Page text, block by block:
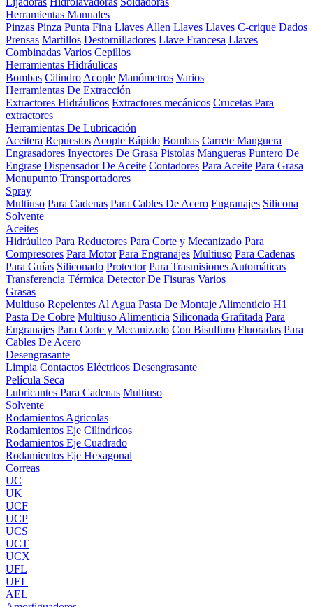
Herramientas Manuales
Pinzas Pinza Punta Fina Llaves Allen Llaves Llaves C-crique Dados
Prensas Martillos Destornilladores Llave Francesa Llaves
Combinadas Varios Cepillos
Herramientas Hidráulicas
Bombas Cilindro Acople Manómetros Varios
Herramientas De Extracción
Extractores Hidráulicos Extractores mecánicos Crucetas Para
extractores
Herramientas De Lubricación
Aceitera Repuestos Acople Rápido Bombas Carrete Manguera
Engrasadores Inyectores De Grasa Pistolas Mangueras Puntero De
Engrase Dispensador De Aceite Contadores Para Aceite Para Grasa
Monupunto Transportadores
Spray
Multiuso Para Cadenas Para Cables De Acero Engranajes Silicona
Solvente
Aceites
Hidráulico Para Reductores Para Corte y Mecanizado Para
Compresores Para Motor Para Engranajes Multiuso Para Cadenas
Para Guías Siliconado Protector Para Trasmisiones Automáticas
Transferencia Térmica Detector De Fisuras Varios
Grasas
Multiuso Repelentes Al Agua Pasta De Montaje Alimenticio H1
Pasta De Cobre Multiuso Alimenticia Siliconada Grafitada Para
Engranajes Para Corte y Mecanizado Con Bisulfuro Fluoradas Para
Cables De Acero
Desengrasante
Limpia Contactos Eléctricos Desengrasante
Película Seca
Lubricantes Para Cadenas Multiuso
Solvente
Rodamientos Agricolas
Rodamientos Eje Cilíndricos
Rodamientos Eje Cuadrado
Rodamientos Eje Hexagonal
Correas
UC
UK
UCF
UCP
UCS
UCT
UCX
UFL
UEL
AEL